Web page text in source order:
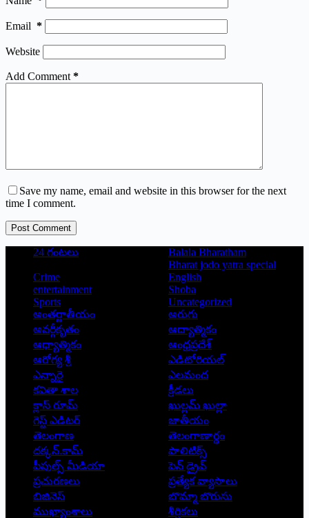
Email *
Website
Add Comment *
Save my name, email and website in this browser for the next
time I comment.
Post Comment
24 గంటలు
Balala Bharatham
Bharat jodo yatra special
Crime
English
entertainment
Shoba
Sports
Uncategorized
అంతర్జాతీయం
అరుగు
అవర్గీకృతం
ఆద్యాత్మికం
ఆధ్యాత్మికం
ఆంధ్రప్రదేశ్
ఆరోగ్య శ్రీ
ఎడిటోరియల్
ఎన్నారై
ఎలమంద
కవితా శాల
క్రీడలు
క్లాస్ రూమ్
ఖుల్లమ్ ఖుల్లా
గెస్ట్ ఎడిటర్
జాతీయం
తెలంగాణ
తెలంగాణార్థం
దక్కన్.కామ్
పాలిటిక్స్
పీపుల్స్ ‌మీడియా
పెన్ డ్రైవ్
ప్రచురణలు
ప్రత్యేక వ్యాసాలు
బిజినెస్
బొమ్మా బొరుసు
ముఖ్యాంశాలు
శీర్షికలు